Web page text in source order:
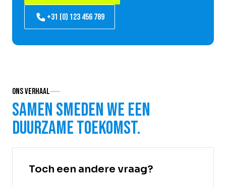
+31 (0) 123 456 789
Ons verhaal
Samen smeden we een
duurzame toekomst.
Toch een andere vraag?